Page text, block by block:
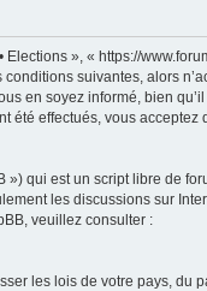
», « https://
suivantes, alors
en soyez informé, bien
été effectués, vous acceptez
») qui est un script libre de
les discussions sur
veuillez consulter :
les lois de votre pays, du